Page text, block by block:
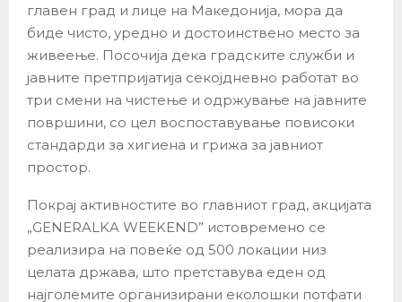
главен град и лице на Македонија, мора да
биде чисто, уредно и достоинствено место за
живеење. Посочија дека градските служби и
јавните претпријатија секојдневно работат во
три смени на чистење и одржување на јавните
површини, со цел воспоставување повисоки
стандарди за хигиена и грижа за јавниот
простор.
Покрај активностите во главниот град, акцијата
„GENERALKA WEEKEND” истовремено се
реализира на повеќе од 500 локации низ
целата држава, што претставува еден од
најголемите организирани еколошки потфати